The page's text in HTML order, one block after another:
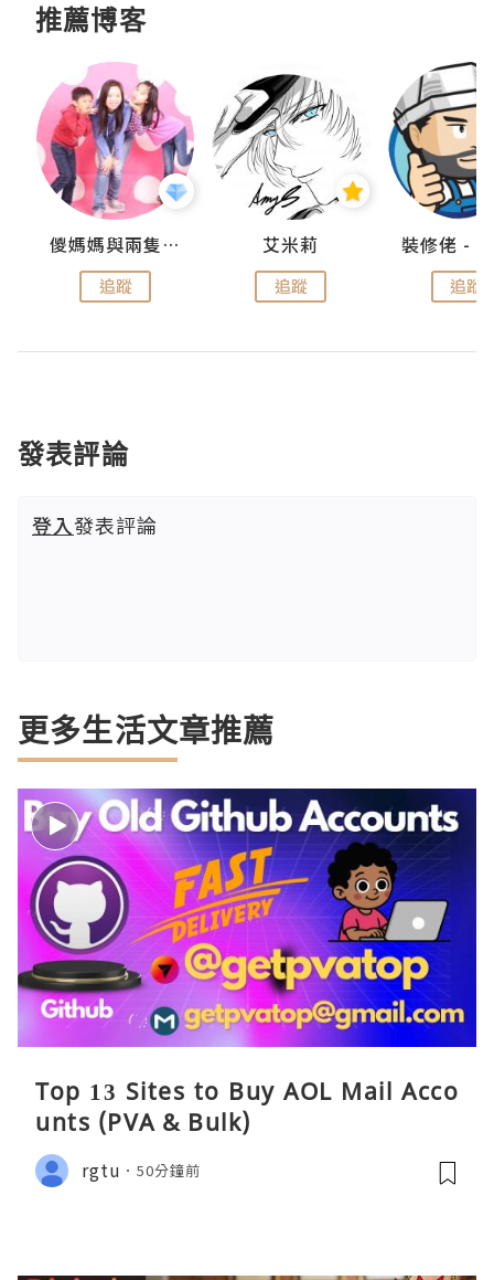
推薦博客
儍媽媽與兩隻小魔怪之家
追蹤
艾米莉
追蹤 追蹤
發表評論
登入發表評論
更多生活文章推薦
Top 13 Sites to Buy AOL Mail Acco
unts (PVA & Bulk)
rgtu 50分鐘前